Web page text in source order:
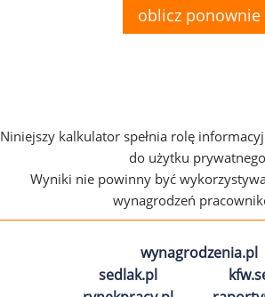
oblicz ponownie
Niniejszy kalkulator spełnia rolę
do użytku
Wyniki nie powinny być
wynagrodzeń
wynagrodzenia.pl
sedlak.pl